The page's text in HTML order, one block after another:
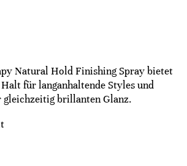
Natural Hold Finishing Spray bietet
für langanhaltende Styles und
gleichzeitig brillanten Glanz.